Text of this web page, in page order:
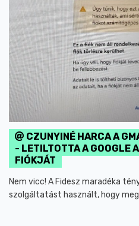
CZUNYINÉ HARCA A
- LETILTOTTA A GOOGLE
FIÓKJÁT
Nem vicc! A Fidesz maradéka
szolgáltatást használt, hogy